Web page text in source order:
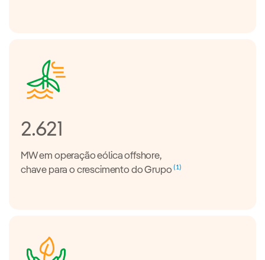
2.621
MW em operação eólica offshore,
chave para o crescimento do Grupo(1)